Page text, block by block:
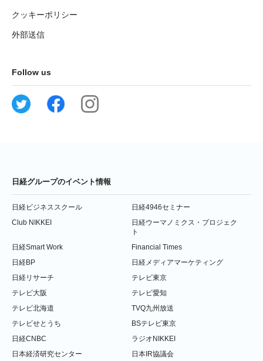
クッキーポリシー
外部送信
Follow us
日経グループのイベント情報
日経ビジネススクール
日経4946セミナー
Club NIKKEI
日経ウーマノミクス・プロジェク
ト
日経Smart Work
Financial Times
日経BP
日経メディアマーケティング
日経リサーチ
テレビ東京
テレビ大阪
テレビ愛知
テレビ北海道
TVQ九州放送
テレビせとうち
BSテレビ東京
日経CNBC
ラジオNIKKEI
日本経済研究センター
日本IR協議会